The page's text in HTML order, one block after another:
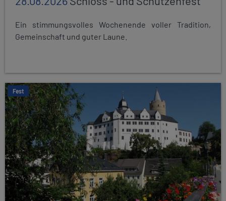
Ein stimmungsvolles Wochenende voller Tradition,
Gemeinschaft und guter Laune.
Fest